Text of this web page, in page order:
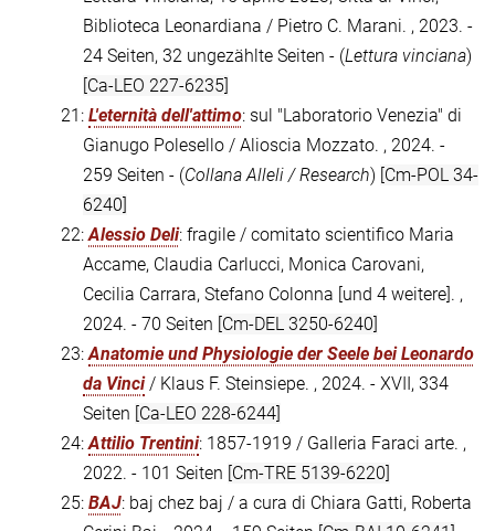
Biblioteca Leonardiana / Pietro C. Marani. , 2023. -
24 Seiten, 32 ungezählte Seiten - (Lettura vinciana)
[Ca-LEO 227-6235]
21: L'eternità dell'attimo: sul "Laboratorio Venezia" di
Gianugo Polesello / Alioscia Mozzato. , 2024. -
259 Seiten - (Collana Alleli / Research) [Cm-POL 34-
6240]
22:Alessio Deli: fragile / comitato scientifico Maria
Accame, Claudia Carlucci, Monica Carovani,
Cecilia Carrara, Stefano Colonna [und 4 weitere]. ,
2024. - 70 Seiten [Cm-DEL 3250-6240]
23:Anatomie und Physiologie der Seele bei Leonardo
da Vinci/ Klaus F. Steinsiepe. , 2024. - XVII, 334
Seiten [Ca-LEO 228-6244]
24:Attilio Trentini: 1857-1919 / Galleria Faraci arte. ,
2022. - 101 Seiten [Cm-TRE 5139-6220]
25: BAJ: baj chez baj / a cura di Chiara Gatti, Roberta